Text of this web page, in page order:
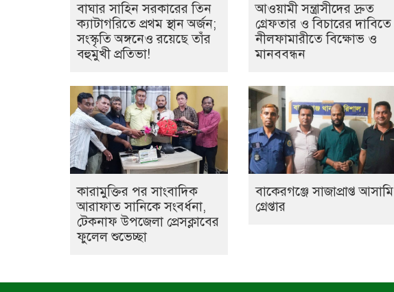
বাঘার সাহিন সরকারের তিন
ক্যাটাগরিতে প্রথম স্থান অর্জন;
সংস্কৃতি অঙ্গনেও রয়েছে তাঁর
বহুমুখী প্রতিভা!
আওয়ামী সন্ত্রাসীদের দ্রুত
গ্রেফতার ও বিচারের দাবিতে
নীলফামারীতে বিক্ষোভ ও
মানববন্ধন
কারামুক্তির পর সাংবাদিক
আরাফাত সানিকে সংবর্ধনা,
টেকনাফ উপজেলা প্রেসক্লাবের
ফুলেল শুভেচ্ছা
বাকেরগঞ্জে সাজাপ্রাপ্ত আসামি
গ্রেপ্তার